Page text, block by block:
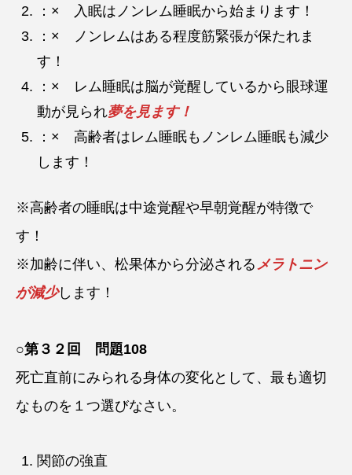
：× 入眠はノンレム睡眠から始まります！
：× ノンレムはある程度筋緊張が保たれま
す！
：× レム睡眠は脳が覚醒しているから眼球運
動が見られ夢を見ます！
：× 高齢者はレム睡眠もノンレム睡眠も減少
します！
※高齢者の睡眠は中途覚醒や早朝覚醒が特徴で
す！
※加齢に伴い、松果体から分泌される メラトニン
が減少します！
○第３２回 問題108
死亡直前にみられる身体の変化として、最も適切
なものを１つ選びなさい。
関節の強直